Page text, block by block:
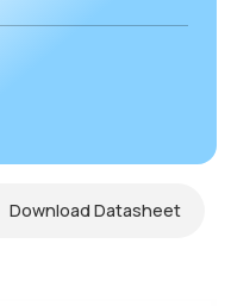
Download Datasheet